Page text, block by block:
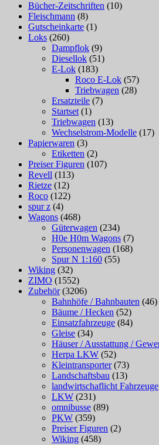
Bücher-Zeitschriften (10)
Fleischmann (8)
Gutscheinkarte (1)
Loks (260)
Dampflok (9)
Diesellok (51)
E-Lok (183)
Roco E-Lok (57)
Triebwagen (28)
Ersatzteile (7)
Startset (1)
Triebwagen (13)
Wechselstrom-Modelle (17)
Papierwaren (3)
Etiketten (2)
Preiser Figuren (107)
Revell (113)
Rietze (12)
Roco (122)
spur z (4)
Wagons (468)
Güterwagen (234)
H0e H0m Wagons (7)
Personenwagen (168)
Spur N 1:160 (55)
Wiking (32)
ZIMO (1552)
Zubehör (3206)
Bahnhöfe / Bahnbauten (46)
Bäume / Hecken (52)
Einsatzfahrzeuge (84)
Gleise (34)
Häuser / Ausstattung /
Herpa LKW (52)
Kleintransporter (73)
Landschaftsbau (13)
landwirtschaflicht Fahrzeuge
LKW (231)
omnibusse (89)
PKW (359)
Preiser Figuren (2)
Wiking (458)